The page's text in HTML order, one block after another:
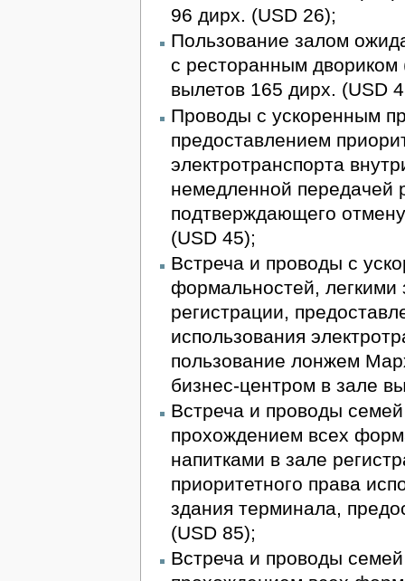
96 дирх. (USD 26);
Пользование залом
с ресторанным двориком
вылетов 165 дирх. (USD
Проводы с ускоренным
предоставлением
электротранспорта
немедленной передачей
подтверждающего
(USD 45);
Встреча и проводы с
формальностей, легкими
регистрации,
использования
пользование лонжем
бизнес-центром в зале
Встреча и проводы
прохождением всех
напитками в зале
приоритетного права
здания терминала,
(USD 85);
Встреча и проводы